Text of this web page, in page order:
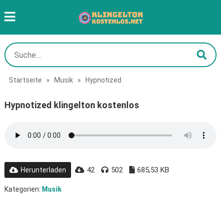
Startseite » Musik » Hypnotized
Hypnotized klingelton kostenlos
Herunterladen 42 502 685,53 KB
Kategorien: Musik